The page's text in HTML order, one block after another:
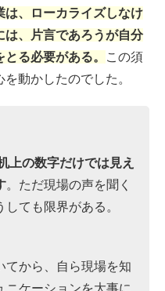
は、ローカライズしなけ
は、片言であろうが自分
る必要がある。
この須
動かしたのでした。
上の数字だけでは見え
。ただ現場の声を聞く
ても限界がある。
てから、自ら現場を知
ニケーションを大事に